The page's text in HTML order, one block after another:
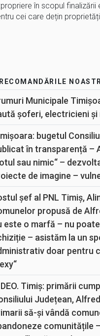
în scopul finalizării
cei care dețin
RECOMANDĂRILE
Municipale
șoferi, electricieni
bugetul
în transparență –
sau nimic“ –
de imagine –
șef al PNL Timiș,
propusă de
este o marfă – nu
– asistăm la un
doar pentru
Timiș: primării
Județean,
să-și vândă
comunitățile